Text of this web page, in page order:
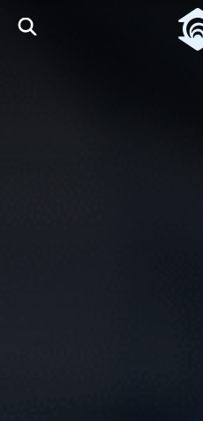
Pular para o Conteúdo principal